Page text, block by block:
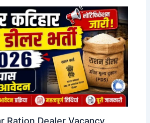
Ration Dealer Vacancy